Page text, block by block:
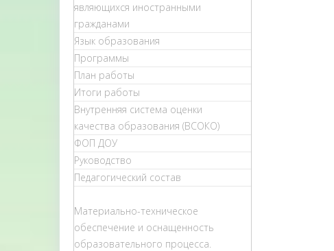
являющихся иностранными
гражданами
Язык образования
Программы
План работы
Итоги работы
Внутренняя система оценки
качества образования (ВСОКО)
ФОП ДОУ
Руководство
Педагогический состав
Материально-техническое
обеспечение и оснащенность
образовательного процесса.